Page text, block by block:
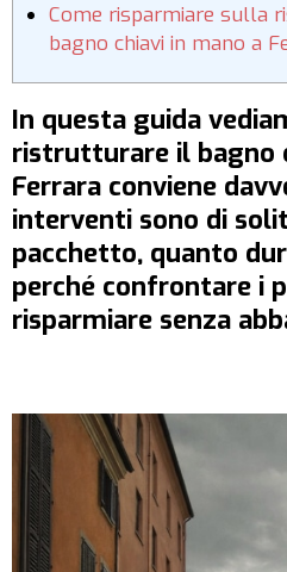
Come risparmiare sulla
bagno chiavi in mano a
In questa guida
ristrutturare il bagno
Ferrara conviene
interventi sono di
pacchetto, quanto
perché confrontare i
risparmiare senza